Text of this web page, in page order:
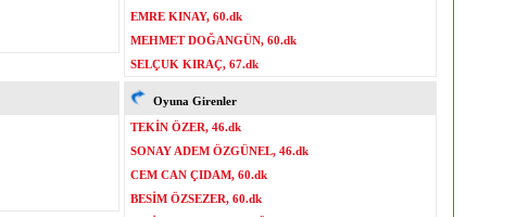
EMRE KINAY, 60.dk
MEHMET DOĞANGÜN, 60.dk
SELÇUK KIRAÇ, 67.dk
Oyuna Girenler
TEKİN ÖZER, 46.dk
SONAY ADEM ÖZGÜNEL, 46.dk
CEM CAN ÇIDAM, 60.dk
BESİM ÖZSEZER, 60.dk